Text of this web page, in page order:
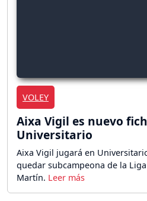
VOLEY
Aixa Vigil es nuevo
Universitario
Aixa Vigil jugará en
quedar subcampeona de la
Martín.